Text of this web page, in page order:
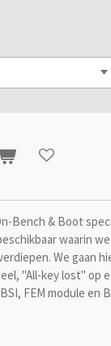
Bench & Boot
waarin
We gaan
"All-key lost" op
FEM module en